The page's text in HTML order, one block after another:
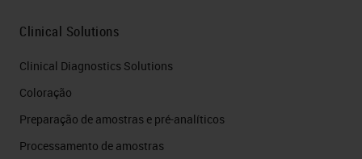
Clinical Solutions
Clinical Diagnostics Solutions
Coloração
Preparação de amostras e pré-analíticos
Processamento de amostras